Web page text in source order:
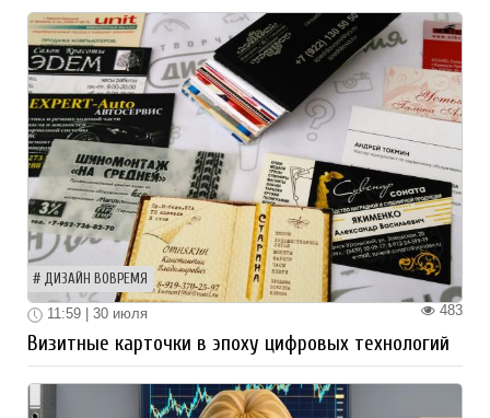
ДИЗАЙН ВОВРЕМЯ
483
11:59 | 30 июля
Визитные карточки в эпоху цифровых технологий